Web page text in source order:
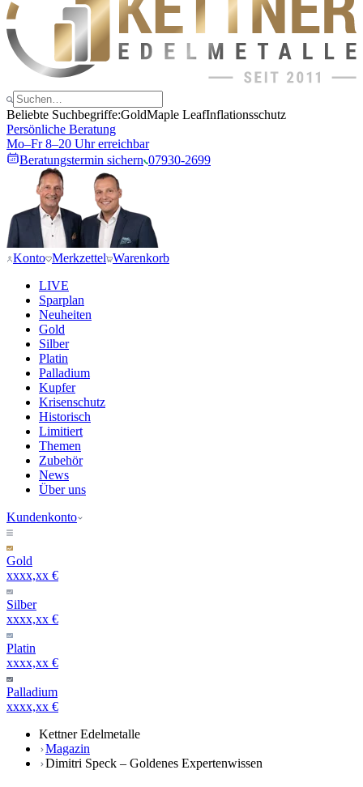
Beliebte Suchbegriffe:GoldMaple LeafInflationsschutz
Persönliche Beratung
Mo–Fr 8–20 Uhr erreichbar
Beratungstermin sichern 07930-2699
Konto Merkzettel Warenkorb
LIVE
Sparplan
Neuheiten
Gold
Silber
Platin
Palladium
Kupfer
Krisenschutz
Historisch
Limitiert
Themen
Zubehör
News
Über uns
Kundenkonto
Gold
xxxx,xx €
Silber
xxxx,xx €
Platin
xxxx,xx €
Palladium
xxxx,xx €
Kettner Edelmetalle
Magazin
Dimitri Speck – Goldenes Expertenwissen